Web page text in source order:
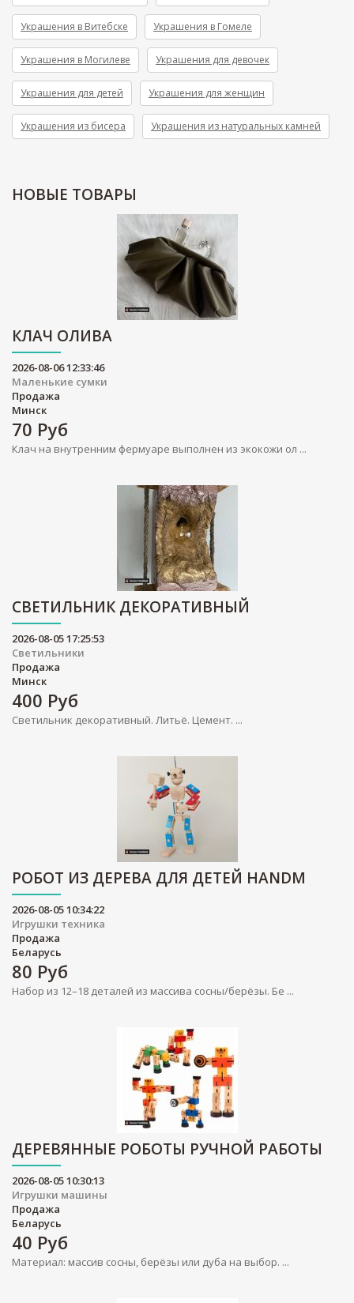
Украшения в Витебске Украшения в Гомеле
Украшения в Могилеве Украшения для девочек
Украшения для детей Украшения для женщин
Украшения из бисера Украшения из натуральных камней
НОВЫЕ ТОВАРЫ
КЛАЧ ОЛИВА
2026-08-06 12:33:46
Маленькие сумки
Продажа
Минск
70 Руб
Клач на внутренним фермуаре выполнен из экокожи ол ...
СВЕТИЛЬНИК ДЕКОРАТИВНЫЙ
2026-08-05 17:25:53
Светильники
Продажа
Минск
400 Руб
Светильник декоративный. Литьё. Цемент. ...
РОБОТ ИЗ ДЕРЕВА ДЛЯ ДЕТЕЙ HANDM
2026-08-05 10:34:22
Игрушки техника
Продажа
Беларусь
80 Руб
Набор из 12–18 деталей из массива сосны/берёзы. Бе ...
ДЕРЕВЯННЫЕ РОБОТЫ РУЧНОЙ РАБОТЫ
2026-08-05 10:30:13
Игрушки машины
Продажа
Беларусь
40 Руб
Материал: массив сосны, берёзы или дуба на выбор. ...